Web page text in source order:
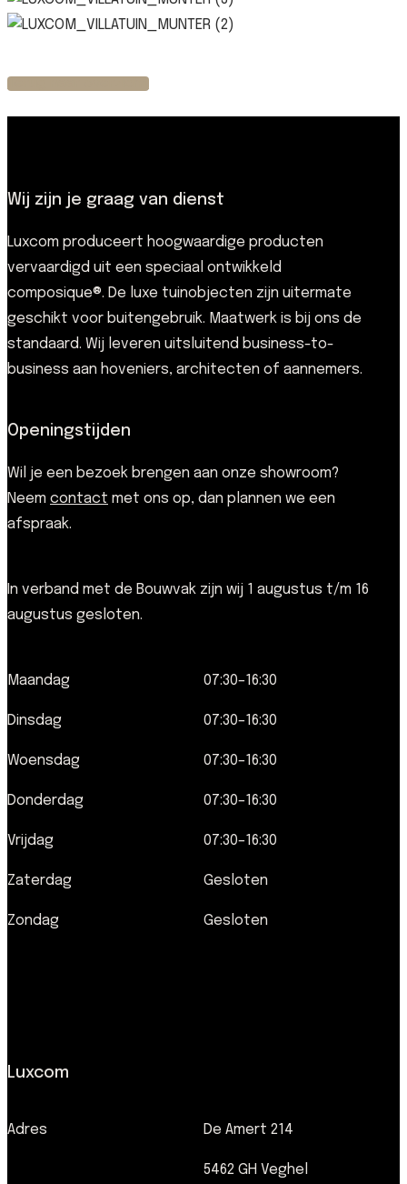
Terug naar overzicht
Wij zijn je graag van dienst
Luxcom produceert hoogwaardige producten
vervaardigd uit een speciaal ontwikkeld
composique®. De luxe tuinobjecten zijn uitermate
geschikt voor buitengebruik. Maatwerk is bij ons de
standaard. Wij leveren uitsluitend business-to-
business aan hoveniers, architecten of aannemers.
Openingstijden
Wil je een bezoek brengen aan onze showroom?
Neem contact met ons op, dan plannen we een
afspraak.
In verband met de Bouwvak zijn wij 1 augustus t/m 16
augustus gesloten.
Maandag
Dinsdag
Woensdag
Donderdag
Vrijdag
Zaterdag
Zondag
07:30–16:30
07:30–16:30
07:30–16:30
07:30–16:30
07:30–16:30
Gesloten
Gesloten
Luxcom
Adres De Amert 214
5462 GH Veghel